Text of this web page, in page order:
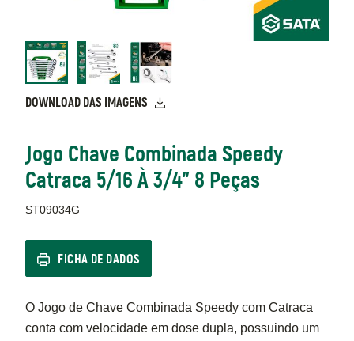
DOWNLOAD DAS IMAGENS
Jogo Chave Combinada Speedy
Catraca 5/16 À 3/4" 8 Peças
ST09034G
FICHA DE DADOS
O Jogo de Chave Combinada Speedy com Catraca
conta com velocidade em dose dupla, possuindo um